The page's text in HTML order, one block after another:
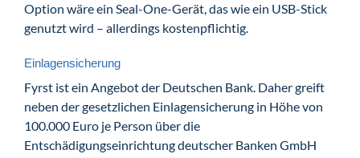
Option wäre ein Seal-One-Gerät, das wie ein USB-Stick
genutzt wird – allerdings kostenpflichtig.
Einlagensicherung
Fyrst ist ein Angebot der Deutschen Bank. Daher greift
neben der gesetzlichen Einlagensicherung in Höhe von
100.000 Euro je Person über die
Entschädigungseinrichtung deutscher Banken GmbH